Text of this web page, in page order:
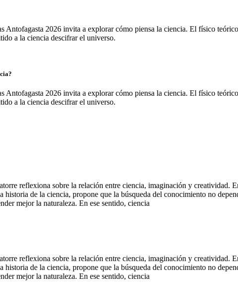
Antofagasta 2026 invita a explorar cómo piensa la ciencia. El físico
a la ciencia descifrar el universo.
Antofagasta 2026 invita a explorar cómo piensa la ciencia. El físico
a la ciencia descifrar el universo.
reflexiona sobre la relación entre ciencia, imaginación y
historia de la ciencia, propone que la búsqueda del conocimiento no
mejor la naturaleza. En ese sentido, ciencia
reflexiona sobre la relación entre ciencia, imaginación y
historia de la ciencia, propone que la búsqueda del conocimiento no
mejor la naturaleza. En ese sentido, ciencia